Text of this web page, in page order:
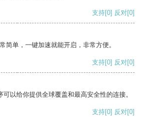
支持[0] 反对[0]
简单，一键加速就能开启，非常方便。
支持[0] 反对[0]
以给你提供全球覆盖和最高安全性的连接。
支持[0] 反对[0]